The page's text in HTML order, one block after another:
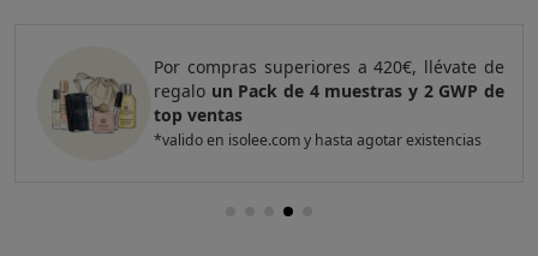
Por compras superiores a 420€, llévate de
regalo un Pack de 4 muestras y 2 GWP de
top ventas
*valido en isolee.com y hasta agotar existencias